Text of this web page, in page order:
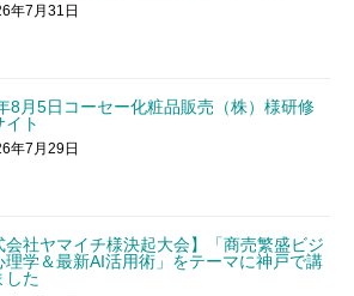
年7月31日
8月5日コーセー化粧品販売（株）様研修
イト
年7月29日
会社ヤマイチ様決起大会】「商売繁盛ビジ
理学＆最新AI活用術」をテーマに神戸で講
した